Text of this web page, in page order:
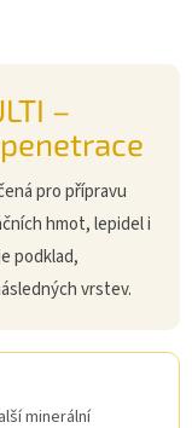
–
pro přípravu
hmot, lepidel i
podklad,
vrstev.
minerální